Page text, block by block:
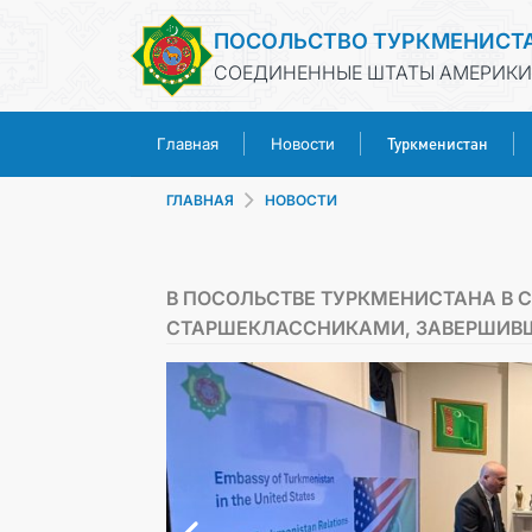
ПОСОЛЬСТВО
СОЕДИНЕННЫЕ ШТАТЫ
Главная Новости Туркменистан
ГЛАВНАЯ НОВОСТИ
В ПОСОЛЬСТВЕ ТУРКМЕНИСТАНА В
СТАРШЕКЛАССНИКАМИ,